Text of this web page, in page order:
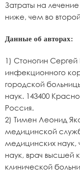
Затраты на
ниже, чем во
Данные об авторах:
1) Стоногин Сергей
инфекционного
городской
наук. 143400
Россия.
2) Тимен Леонид
медицинской
медицинских
наук, врач высшей
клинической